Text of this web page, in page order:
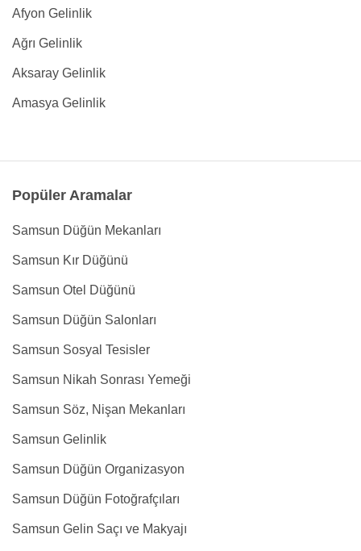
Afyon Gelinlik
Ağrı Gelinlik
Aksaray Gelinlik
Amasya Gelinlik
Popüler Aramalar
Samsun Düğün Mekanları
Samsun Kır Düğünü
Samsun Otel Düğünü
Samsun Düğün Salonları
Samsun Sosyal Tesisler
Samsun Nikah Sonrası Yemeği
Samsun Söz, Nişan Mekanları
Samsun Gelinlik
Samsun Düğün Organizasyon
Samsun Düğün Fotoğrafçıları
Samsun Gelin Saçı ve Makyajı